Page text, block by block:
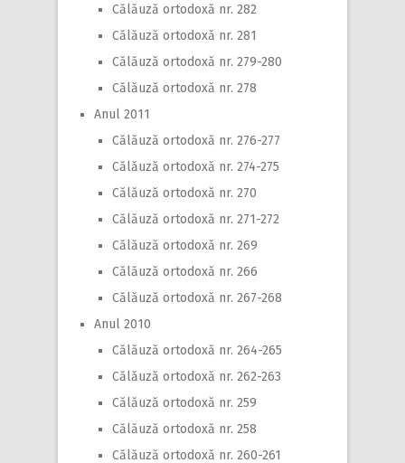
Călăuză ortodoxă nr. 282
Călăuză ortodoxă nr. 281
Călăuză ortodoxă nr. 279-280
Călăuză ortodoxă nr. 278
Anul 2011
Călăuză ortodoxă nr. 276-277
Călăuză ortodoxă nr. 274-275
Călăuză ortodoxă nr. 270
Călăuză ortodoxă nr. 271-272
Călăuză ortodoxă nr. 269
Călăuză ortodoxă nr. 266
Călăuză ortodoxă nr. 267-268
Anul 2010
Călăuză ortodoxă nr. 264-265
Călăuză ortodoxă nr. 262-263
Călăuză ortodoxă nr. 259
Călăuză ortodoxă nr. 258
Călăuză ortodoxă nr. 260-261